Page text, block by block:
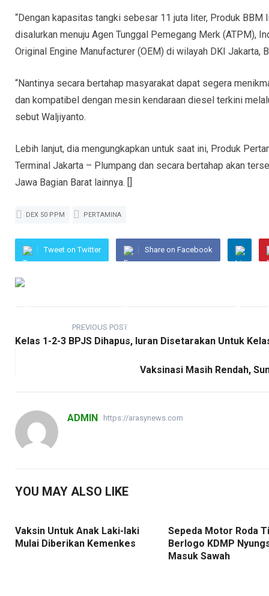
“Dengan kapasitas tangki sebesar 11 juta liter, Produk
disalurkan menuju Agen Tunggal Pemegang Merk (ATPM),
Original Engine Manufacturer (OEM) di wilayah DKI Jakarta,
“Nantinya secara bertahap masyarakat dapat segera
dan kompatibel dengan mesin kendaraan diesel terkini
sebut Waljiyanto.
Lebih lanjut, dia mengungkapkan untuk saat ini, Produk
Terminal Jakarta – Plumpang dan secara bertahap akan
Jawa Bagian Barat lainnya. []
DEX 50 PPM PERTAMINA
Tweet on Twitter Share on Facebook
PREVIOUS POST
Kelas 1-2-3 BPJS Dihapus, Iuran Disetarakan Untuk
Vaksinasi Masih Rendah,
ADMIN https://arasynews.com
YOU MAY ALSO LIKE
Vaksin Untuk Anak Laki-laki
Mulai Diberikan Kemenkes
Sepeda Motor Roda
Berlogo KDMP
Masuk Sawah